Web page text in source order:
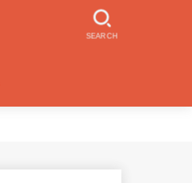
SEARCH